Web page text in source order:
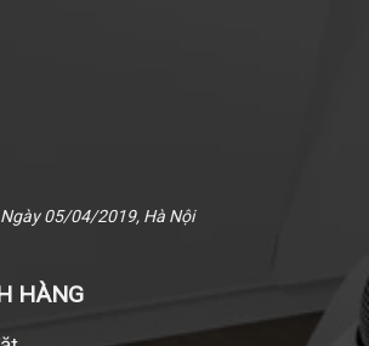
05/04/2019, Hà Nội
HÀNG